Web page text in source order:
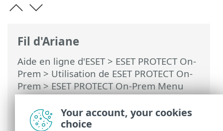
Fil d'Ariane
Aide en ligne d'ESET> ESET PROTECT On-
Prem > Utilisation de ESET PROTECT On-
Prem>ESET PROTECT On-Prem Menu
principal>Plus>Droits d’accès>
Utilisateurs> Changer le mot de passe
de l'utilisateur
Your account, your cookies
choice